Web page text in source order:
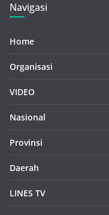
Navigasi
Home
Organisasi
VIDEO
Nasional
Provinsi
Daerah
LINES TV